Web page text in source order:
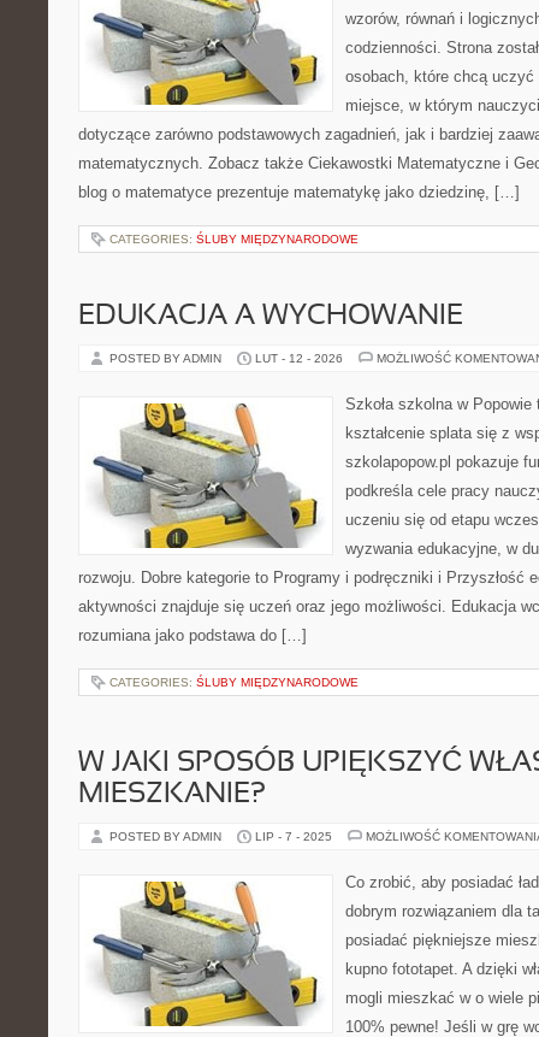
wzorów, równań i
codzienności. Strona
osobach, które chcą
miejsce, w którym
dotyczące zarówno podstawowych zagadnień, jak i bardziej
matematycznych. Zobacz także Ciekawostki Matematyczne i
blog o matematyce prezentuje matematykę jako dziedzinę, […]
CATEGORIES: ŚLUBY MIĘDZYNARODOWE
EDUKACJA A WYCHOWANIE
POSTED BY ADMIN LUT - 12 - 2026 MOŻLIWOŚĆ
Szkoła szkolna w
kształcenie splata się z
szkolapopow.pl pokazuje
podkreśla cele pracy
uczeniu się od etapu
wyzwania edukacyjne, w
rozwoju. Dobre kategorie to Programy i podręczniki i Przyszłość
aktywności znajduje się uczeń oraz jego możliwości. Edukacja
rozumiana jako podstawa do […]
CATEGORIES: ŚLUBY MIĘDZYNARODOWE
W JAKI SPOSÓB UPIĘKSZYĆ
MIESZKANIE?
POSTED BY ADMIN LIP - 7 - 2025 MOŻLIWOŚĆ
Co zrobić, aby posiadać
dobrym rozwiązaniem dla
posiadać piękniejsze
kupno fototapet. A dzięki
mogli mieszkać w o wiele
100% pewne! Jeśli w grę